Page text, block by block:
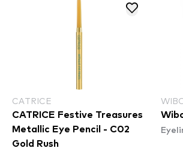
CATRICE
CATRICE Festive Treasures
Metallic Eye Pencil - C02
Gold Rush